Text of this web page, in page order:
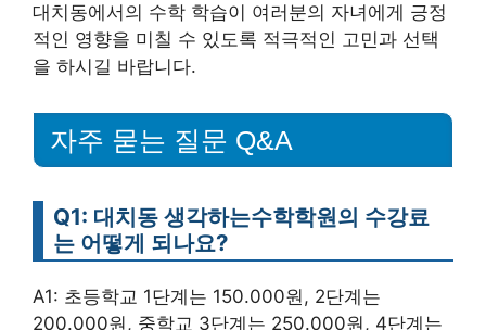
대치동에서의 수학 학습이 여러분의 자녀에게 긍정
적인 영향을 미칠 수 있도록 적극적인 고민과 선택
을 하시길 바랍니다.
자주 묻는 질문 Q&A
Q1: 대치동 생각하는수학학원의 수강료
는 어떻게 되나요?
A1: 초등학교 1단계는 150.000원, 2단계는
200.000원, 중학교 3단계는 250.000원, 4단계는